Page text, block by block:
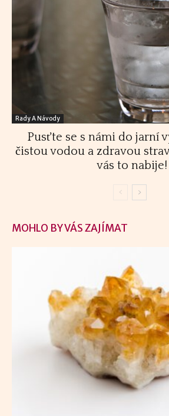
Rady A Návody
Pusťte se s námi do jarní
čistou vodou a zdravou
vás to nabije!
MOHLO BY VÁS ZAJÍMAT